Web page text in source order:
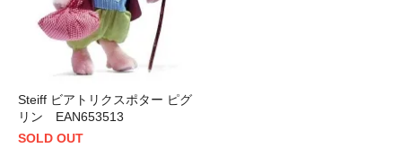
Steiff ビアトリクスポター ピグ
リン EAN653513
SOLD OUT